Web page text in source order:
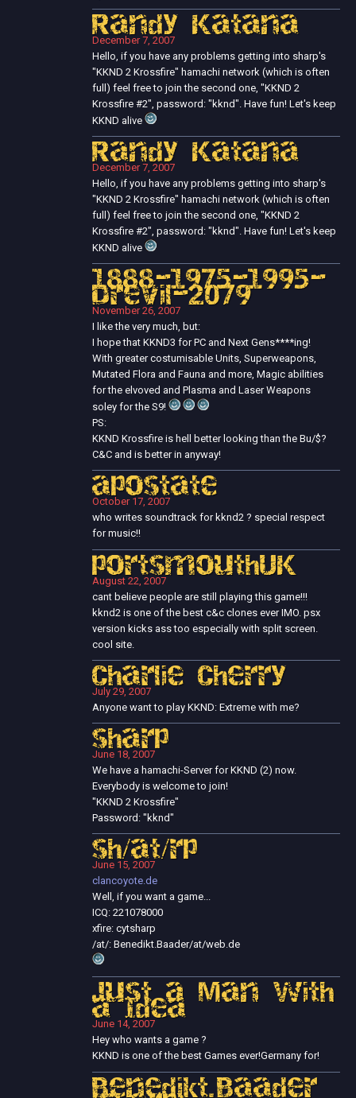
Randy Katana
December 7, 2007
Hello, if you have any problems getting into sharp's
"KKND 2 Krossfire" hamachi network (which is often
full) feel free to join the second one, "KKND 2
Krossfire #2", password: "kknd". Have fun! Let's keep
KKND alive
Randy Katana
December 7, 2007
Hello, if you have any problems getting into sharp's
"KKND 2 Krossfire" hamachi network (which is often
full) feel free to join the second one, "KKND 2
Krossfire #2", password: "kknd". Have fun! Let's keep
KKND alive
1888-1975-1995-
Drevil-2079
November 26, 2007
I like the very much, but:
I hope that KKND3 for PC and Next Gens****ing!
With greater costumisable Units, Superweapons,
Mutated Flora and Fauna and more, Magic abilities
for the elvoved and Plasma and Laser Weapons
soley for the S9!
PS:
KKND Krossfire is hell better looking than the Bu/$?
C&C and is better in anyway!
apostate
October 17, 2007
who writes soundtrack for kknd2 ? special respect
for music!!
portsmouthUK
August 22, 2007
cant believe people are still playing this game!!!
kknd2 is one of the best c&c clones ever IMO. psx
version kicks ass too especially with split screen.
cool site.
Charlie Cherry
July 29, 2007
Anyone want to play KKND: Extreme with me?
sharp
June 18, 2007
We have a hamachi-Server for KKND (2) now.
Everybody is welcome to join!
"KKND 2 Krossfire"
Password: "kknd"
sh/at/rp
June 15, 2007
clancoyote.de
Well, if you want a game...
ICQ: 221078000
xfire: cytsharp
/at/: Benedikt.Baader/at/web.de
Just a Man with
a Idea
June 14, 2007
Hey who wants a game ?
KKND is one of the best Games ever!Germany for!
Benedikt.Baader